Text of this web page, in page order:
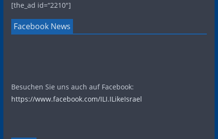
[the_ad id=“2210″]
Facebook News
Besuchen Sie uns auch auf Facebook:
https://www.facebook.com/ILI.ILikeIsrael